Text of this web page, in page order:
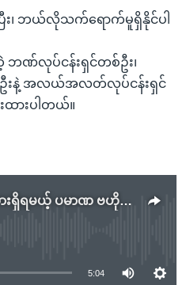
၊ ဘယ်လိုသက်ရောက်မူရှိနိုင်ပါ
ဘဏ်လုပ်ငန်းရှင်တစ်ဦး၊
စ်ဦးနဲ့ အလယ်အလတ်လုပ်ငန်းရှင်
ားပါတယ်။
ဘဏ်အပ်ငွေ အနည်းဆုံးထားရှိရမယ့် ပမာဏ ဗဟိုဘဏ်လျှော့ချသတ်မှတ်
currently available
5:04